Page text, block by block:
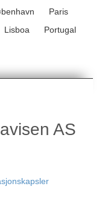
Paris
Lisboa
Portugal
AS